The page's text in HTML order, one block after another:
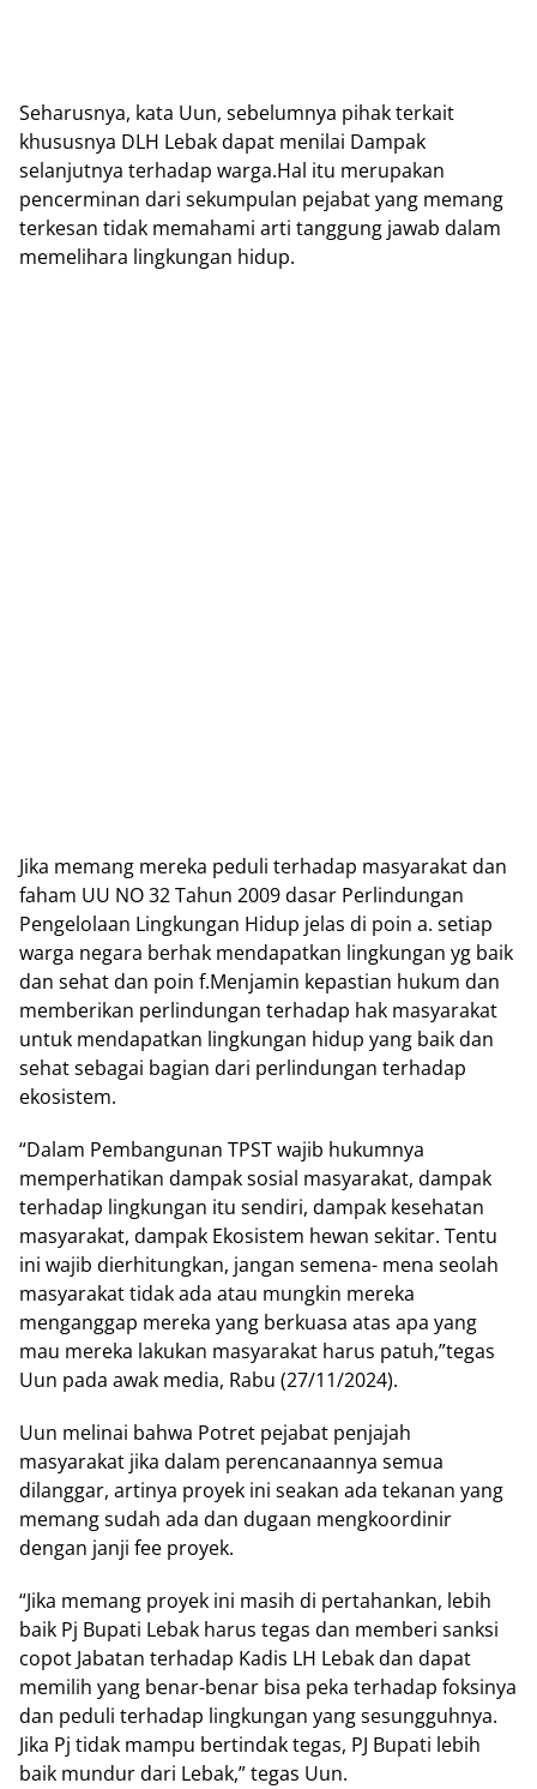
Seharusnya, kata Uun, sebelumnya pihak terkait
khususnya DLH Lebak dapat menilai Dampak
selanjutnya terhadap warga.Hal itu merupakan
pencerminan dari sekumpulan pejabat yang memang
terkesan tidak memahami arti tanggung jawab dalam
memelihara lingkungan hidup.
Jika memang mereka peduli terhadap masyarakat dan
faham UU NO 32 Tahun 2009 dasar Perlindungan
Pengelolaan Lingkungan Hidup jelas di poin a. setiap
warga negara berhak mendapatkan lingkungan yg baik
dan sehat dan poin f.Menjamin kepastian hukum dan
memberikan perlindungan terhadap hak masyarakat
untuk mendapatkan lingkungan hidup yang baik dan
sehat sebagai bagian dari perlindungan terhadap
ekosistem.
“Dalam Pembangunan TPST wajib hukumnya
memperhatikan dampak sosial masyarakat, dampak
terhadap lingkungan itu sendiri, dampak kesehatan
masyarakat, dampak Ekosistem hewan sekitar. Tentu
ini wajib dierhitungkan, jangan semena- mena seolah
masyarakat tidak ada atau mungkin mereka
menganggap mereka yang berkuasa atas apa yang
mau mereka lakukan masyarakat harus patuh,”tegas
Uun pada awak media, Rabu (27/11/2024).
Uun melinai bahwa Potret pejabat penjajah
masyarakat jika dalam perencanaannya semua
dilanggar, artinya proyek ini seakan ada tekanan yang
memang sudah ada dan dugaan mengkoordinir
dengan janji fee proyek.
“Jika memang proyek ini masih di pertahankan, lebih
baik Pj Bupati Lebak harus tegas dan memberi sanksi
copot Jabatan terhadap Kadis LH Lebak dan dapat
memilih yang benar-benar bisa peka terhadap foksinya
dan peduli terhadap lingkungan yang sesungguhnya.
Jika Pj tidak mampu bertindak tegas, PJ Bupati lebih
baik mundur dari Lebak,” tegas Uun.